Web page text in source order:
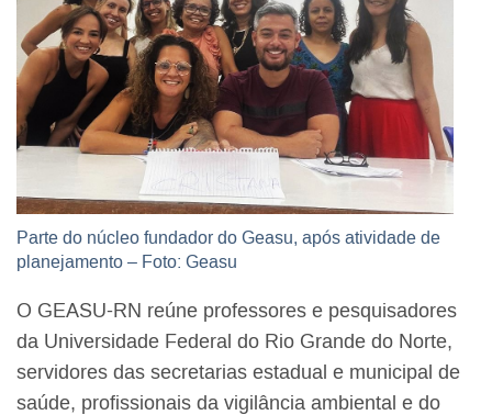
Parte do núcleo fundador do Geasu, após atividade de
planejamento – Foto: Geasu
O GEASU-RN reúne professores e pesquisadores
da Universidade Federal do Rio Grande do Norte,
servidores das secretarias estadual e municipal de
saúde, profissionais da vigilância ambiental e do